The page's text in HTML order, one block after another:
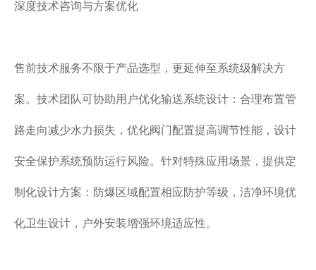
深度技术咨询与方案优化
售前技术服务不限于产品选型，更延伸至系统级解决方
案。技术团队可协助用户优化输送系统设计：合理布置管
路走向减少水力损失，优化阀门配置提高调节性能，设计
安全保护系统预防运行风险。针对特殊应用场景，提供定
制化设计方案：防爆区域配置相应防护等级，洁净环境优
化卫生设计，户外安装增强环境适应性。